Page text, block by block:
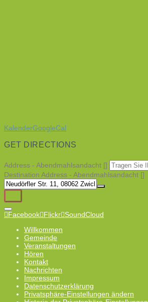
KalenderGoogleCal
GET DIRECTIONS
Address - Abendmahlsandacht []
Destination Address - Abendmahlsandacht []
Facebook Flickr SoundCloud
Willkommen
Gemeinde
Veranstaltungen
Hören
Kontakt
Nachrichten
Impressum
Datenschutzerklärung
Privatsphäre-Einstellungen ändern